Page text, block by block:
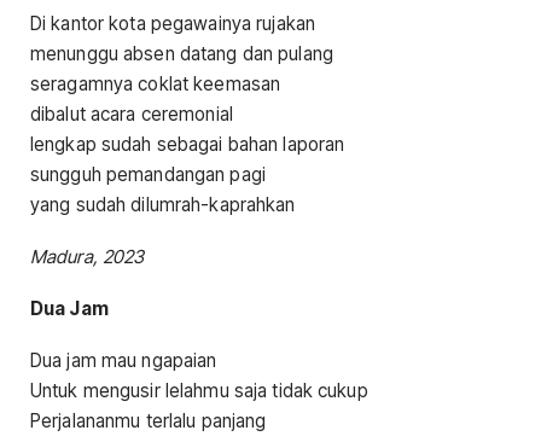
Di kantor kota pegawainya rujakan
menunggu absen datang dan pulang
seragamnya coklat keemasan
dibalut acara ceremonial
lengkap sudah sebagai bahan laporan
sungguh pemandangan pagi
yang sudah dilumrah-kaprahkan
Madura, 2023
Dua Jam
Dua jam mau ngapaian
Untuk mengusir lelahmu saja tidak cukup
Perjalananmu terlalu panjang